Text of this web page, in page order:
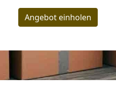
Angebot einholen